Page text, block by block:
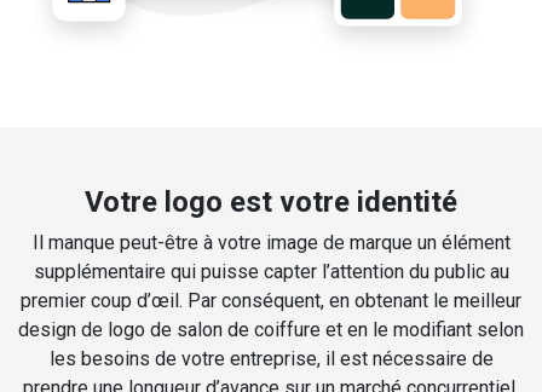
Votre logo est votre identité
Il manque peut-être à votre image de marque un élément
supplémentaire qui puisse capter l’attention du public au
premier coup d’œil. Par conséquent, en obtenant le meilleur
design de logo de salon de coiffure et en le modifiant selon
les besoins de votre entreprise, il est nécessaire de